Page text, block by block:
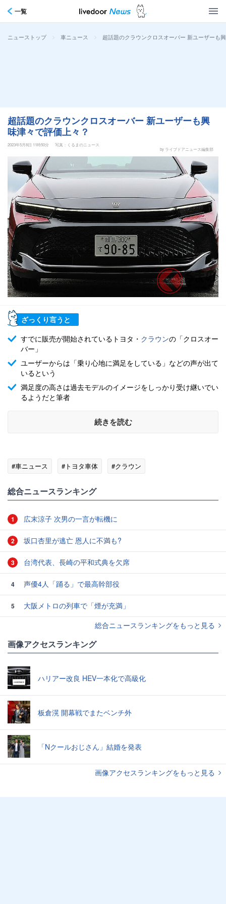
一覧
ニューストップ > 車ニュース > 超話題のクラウンクロスオーバー 新ユーザーも
超話題のクラウンクロスオーバー 新ユーザーも興
味津々で評価上々？
2023年5月8日 11時50分
写真：くるまのニュース
by ライブドアニュース編集部
ざっくり言うと
すでに販売が開始されているトヨタ・ クラウンの「クロスオー
バー」
ユーザーからは「乗り心地に満足をしている」などの声が出て
いるという
満足度の高さは過去モデルのイメージをしっかり受け継いでい
るようだと筆者
続きを読む
#車ニュース #トヨタ車体 #クラウン
総合ニュースランキング
1 広末涼子 次男の一言が転機に
2 坂口杏里が逃亡 恩人に不満も?
3 台湾代表、長崎の平和式典を欠席
4 声優4人「踊る」で最高幹部役
5
大阪メトロの列車で「煙が充満」
総合ニュースランキングをもっと見る
画像アクセスランキング
ハリアー改良 HEV一本化で高級化
板倉滉 開幕戦でまたベンチ外
「Nクールおじさん」結婚を発表
画像アクセスランキングをもっと見る